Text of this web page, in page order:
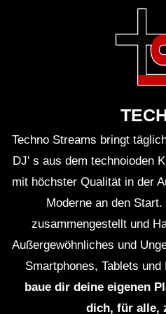
Ja, zahlreiche.
wie Sicherheitskonzepte
Extrem wichtig. Die
und sorgt dafür, dass der
Ruhe bewahren und die
hat man alles rechtlich
größeren Problemen kommt.
Praxis-Tipps für
Veranstaltung
Techno Streams bringt
DJ' s aus dem technoioden
mit höchster Qualität in der
Moderne an den
zusammengestellt und
Außergewöhnliches und
Smartphones, Tablets und
baue dir deine eigenen
dich, für alle,